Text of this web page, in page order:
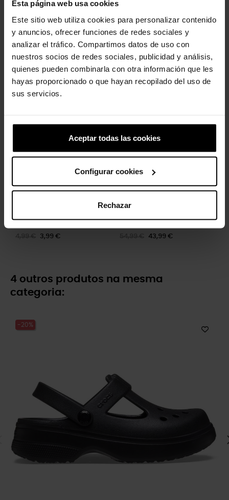
Esta página web usa cookies
Este sitio web utiliza cookies para personalizar contenido
y anuncios, ofrecer funciones de redes sociales y
analizar el tráfico. Compartimos datos de uso con
nuestros socios de redes sociales, publicidad y análisis,
quienes pueden combinarla con otra información que les
hayas proporcionado o que hayan recopilado del uso de
sus servicios.
Aceptar todas las cookies
Configurar cookies
Rechazar
31,99 €
-20%
Fatia de pizza
3,99 €
-20%
Socas de crianças Classic...
43,99 €
4 outros produtos na mesma
categoria:
-20%